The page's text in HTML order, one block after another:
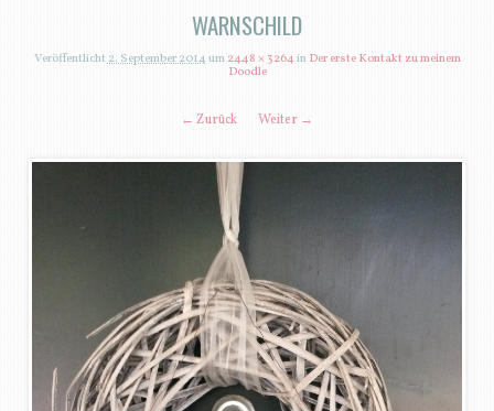
WARNSCHILD
Veröffentlicht2. September 2014um2448 × 3264inDer erste Kontakt zu meinem
Doodle
← Zurück Weiter →